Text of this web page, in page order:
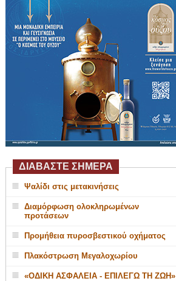
ΔΙΑΒΑΣΤΕ ΣΗΜΕΡΑ
Ψαλίδι στις μετακινήσεις
Διαμόρφωση ολοκληρωμένων
προτάσεων
Προμήθεια πυροσβεστικού οχήματος
Πλακόστρωση Μεγαλοχωρίου
«ΟΔΙΚΗ ΑΣΦΑΛΕΙΑ - ΕΠΙΛΕΓΩ ΤΗ ΖΩΗ»